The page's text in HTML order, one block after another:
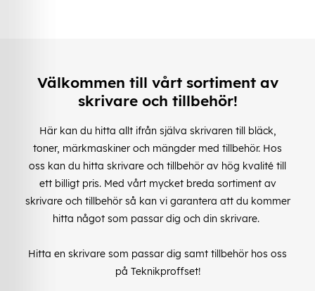
Välkommen till vårt sortiment av
skrivare och tillbehör!
Här kan du hitta allt ifrån själva skrivaren till bläck,
toner, märkmaskiner och mängder med tillbehör. Hos
oss kan du hitta skrivare och tillbehör av hög kvalité till
ett billigt pris. Med vårt mycket breda sortiment av
skrivare och tillbehör så kan vi garantera att du kommer
hitta något som passar dig och din skrivare.
Hitta en skrivare som passar dig samt tillbehör hos oss
på Teknikproffset!